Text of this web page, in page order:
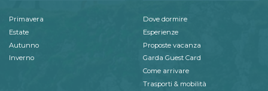
Primavera
Estate
Autunno
Inverno
Dove dormire
Esperienze
Proposte vacanza
Garda Guest Card
Come arrivare
Trasporti & mobilità